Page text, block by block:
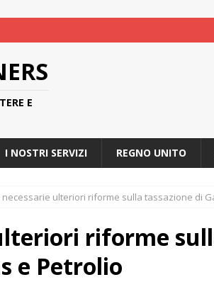
E
I NOSTRI SERVIZI REGNO UNITO
necessarie ulteriori riforme sulla tassazione di
riforme
e Petrolio